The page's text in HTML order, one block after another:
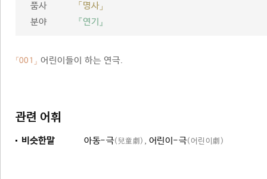
품사
「명사」
분야
『연기』
「001」 어린이들이 하는 연극.
관련 어휘
비슷한말 아동-극(兒童劇) , 어린이-극(어린이劇)